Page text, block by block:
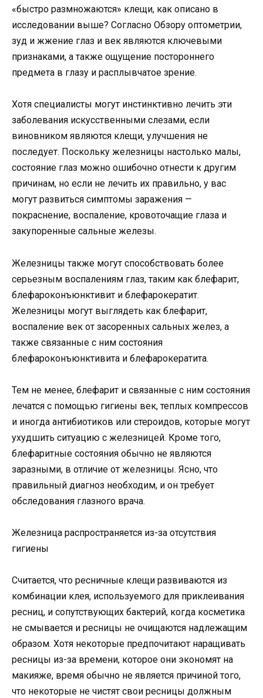
«быстро размножаются» клещи, как описано в
исследовании выше? Согласно Обзору оптометрии,
зуд и жжение глаз и век являются ключевыми
признаками, а также ощущение постороннего
предмета в глазу и расплывчатое зрение.
Хотя специалисты могут инстинктивно лечить эти
заболевания искусственными слезами, если
виновником являются клещи, улучшения не
последует. Поскольку железницы настолько малы,
состояние глаз можно ошибочно отнести к другим
причинам, но если не лечить их правильно, у вас
могут развиться симптомы заражения —
покраснение, воспаление, кровоточащие глаза и
закупоренные сальные железы.
Железницы также могут способствовать более
серьезным воспалениям глаз, таким как блефарит,
блефароконъюнктивит и блефарокератит.
Железницы могут выглядеть как блефарит,
воспаление век от засоренных сальных желез, а
также связанные с ним состояния
блефароконъюнктивита и блефарокератита.
Тем не менее, блефарит и связанные с ним состояния
лечатся с помощью гигиены век, теплых компрессов
и иногда антибиотиков или стероидов, которые могут
ухудшить ситуацию с железницей. Кроме того,
блефаритные состояния обычно не являются
заразными, в отличие от железницы. Ясно, что
правильный диагноз необходим, и он требует
обследования глазного врача.
Железница распространяется из-за отсутствия
гигиены
Считается, что ресничные клещи развиваются из
комбинации клея, используемого для приклеивания
ресниц, и сопутствующих бактерий, когда косметика
не смывается и ресницы не очищаются надлежащим
образом. Хотя некоторые предпочитают наращивать
ресницы из-за времени, которое они экономят на
макияже, время обычно не является причиной того,
что некоторые не чистят свои ресницы должным